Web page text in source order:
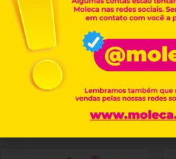
Produtos